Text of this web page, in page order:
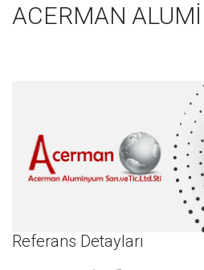
ACERMAN
Referans Detayları